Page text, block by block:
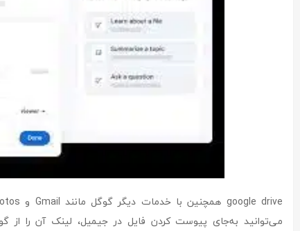
می‌توانید به‌جای پیوست کردن فایل در جیمیل، لینک آن را از